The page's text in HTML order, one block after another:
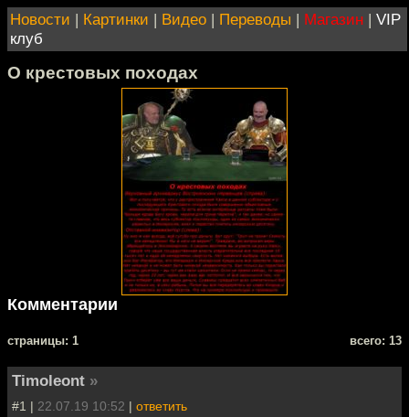
Новости | Картинки | Видео | Переводы | Магазин | VIP
клуб
О крестовых походах
Комментарии
cтраницы: 1 всего: 13
Timoleont »
#1 | 22.07.19 10:52 | ответить